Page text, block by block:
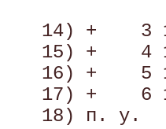
14) +    3
15) +    4
16) +    5
17) +    6
18) п. у.